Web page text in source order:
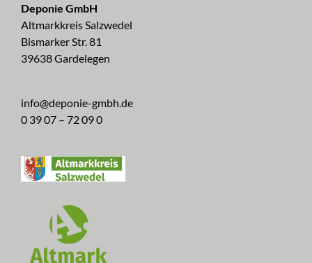
Deponie GmbH
Altmarkkreis Salzwedel
Bismarker Str. 81
39638 Gardelegen
info@deponie-gmbh.de
0 39 07 – 72 09 0